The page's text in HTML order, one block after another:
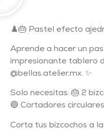
♟️🎂 Pastel efecto
Aprende a hacer un
impresionante tablero
@bellas.atelier.mx. ✨
Solo necesitas: 🎂 2
🔵 Cortadores circulares
Corta tus bizcochos a